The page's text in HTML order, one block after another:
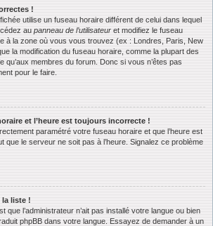
!
utilise un fuseau horaire différent de celui dans lequel
au panneau de l’utilisateur et modifiez le fuseau
à la zone où vous vous trouvez (ex : Londres, Paris, New
la modification du fuseau horaire, comme la plupart des
qu’aux membres du forum. Donc si vous n’êtes pas
pour le faire.
et l’heure est toujours incorrecte !
paramétré votre fuseau horaire et que l’heure est
que le serveur ne soit pas à l’heure. Signalez ce problème
la liste !
que l’administrateur n’ait pas installé votre langue ou bien
phpBB dans votre langue. Essayez de demander à un